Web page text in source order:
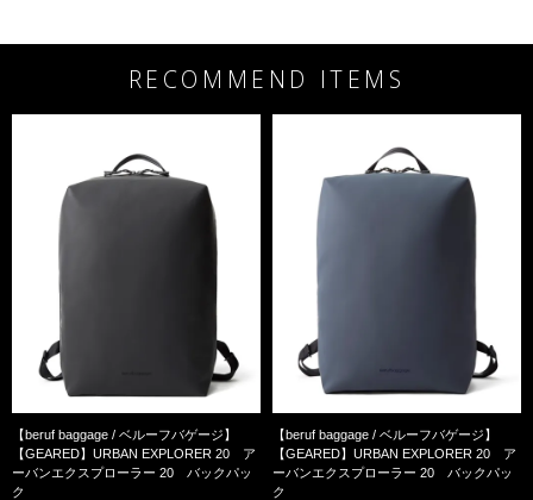
RECOMMEND ITEMS
【beruf baggage / ベルーフバゲージ】
【GEARED】URBAN EXPLORER 20 ア
ーバンエクスプローラー 20 バックパッ
ク
【beruf baggage / ベルーフバゲージ】
【GEARED】URBAN EXPLORER 20 ア
ーバンエクスプローラー 20 バックパッ
ク